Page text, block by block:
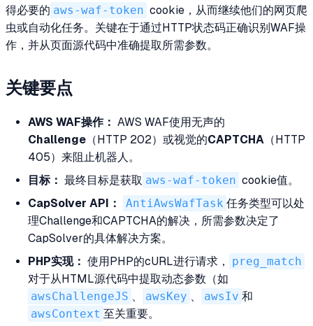
得必要的 aws-waf-token cookie，从而继续他们的网页爬
虫或自动化任务。关键在于通过HTTP状态码正确识别WAF操
作，并从页面源代码中准确提取所需参数。
关键要点
AWS WAF操作： AWS WAF使用无声的
Challenge （HTTP 202）或视觉的CAPTCHA （HTTP
405）来阻止机器人。
目标： 最终目标是获取 aws-waf-token cookie值。
CapSolver API：
AntiAwsWafTask 任务类型可以处
理Challenge和CAPTCHA的解决，所需参数决定了
CapSolver的具体解决方案。
PHP实现： 使用PHP的cURL进行请求，
preg_match
对于从HTML源代码中提取动态参数（如
awsChallengeJS
awsKey awsIv 和
awsContext 至关重要。